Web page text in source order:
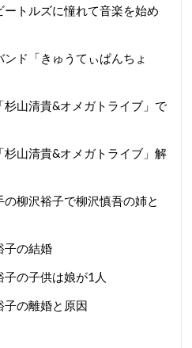
トルズに憧れて音楽を始め
ド「きゅうてぃぱんちょ
山清貴&オメガトライブ」で
山清貴&オメガトライブ」解
柳沢裕子で柳沢慎吾の姉と
子の結婚
の子供は娘が1人
子の離婚と原因